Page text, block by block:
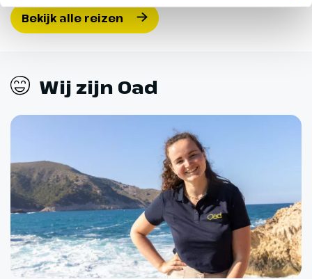
Bekijk alle reizen
Wij zijn Oad